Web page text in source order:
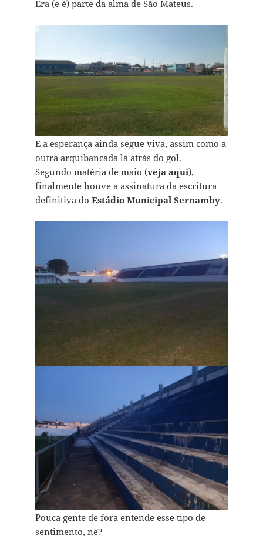
Era (e é) parte da alma de São Mateus.
E a esperança ainda segue viva, assim como a
outra arquibancada lá atrás do gol.
Segundo matéria de maio (veja aqui),
finalmente houve a assinatura da escritura
definitiva do Estádio Municipal Sernamby.
Pouca gente de fora entende esse tipo de
sentimento, né?